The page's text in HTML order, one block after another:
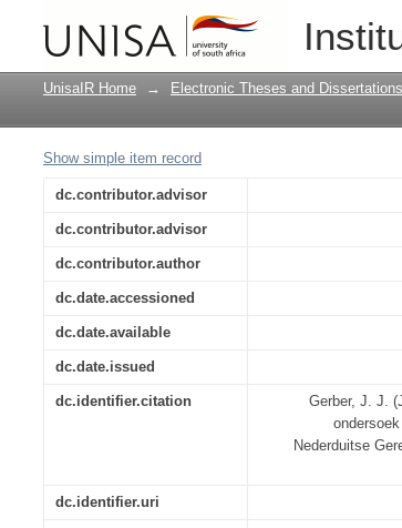
Ghetto of woestyntog? : 'n
kategesemateriaal van die
UnisaIR Home → Electronic Theses and Dissertations
Show simple item record
dc.contributor.advisor
dc.contributor.advisor
dc.contributor.author
dc.date.accessioned
dc.date.available
dc.date.issued
dc.identifier.citation
Gerber, J. J.
Nederduitse
dc.identifier.uri